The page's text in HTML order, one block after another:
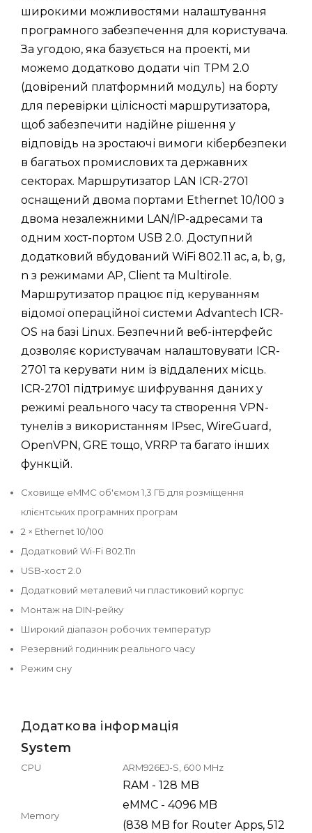
широкими можливостями налаштування
програмного забезпечення для користувача.
За угодою, яка базується на проекті, ми
можемо додатково додати чіп TPM 2.0
(довірений платформний модуль) на борту
для перевірки цілісності маршрутизатора,
щоб забезпечити надійне рішення у
відповідь на зростаючі вимоги кібербезпеки
в багатьох промислових та державних
секторах. Маршрутизатор LAN ICR-2701
оснащений двома портами Ethernet 10/100 з
двома незалежними LAN/IP-адресами та
одним хост-портом USB 2.0. Доступний
додатковий вбудований WiFi 802.11 ac, a, b, g,
n з режимами AP, Client та Multirole.
Маршрутизатор працює під керуванням
відомої операційної системи Advantech ICR-
OS на базі Linux. Безпечний веб-інтерфейс
дозволяє користувачам налаштовувати ICR-
2701 та керувати ним із віддалених місць.
ICR-2701 підтримує шифрування даних у
режимі реального часу та створення VPN-
тунелів з використанням IPsec, WireGuard,
OpenVPN, GRE тощо, VRRP та багато інших
функцій.
Сховище eMMC об'ємом 1,3 ГБ для розміщення
клієнтських програмних програм
2 × Ethernet 10/100
Додатковий Wi-Fi 802.11n
USB-хост 2.0
Додатковий металевий чи пластиковий корпус
Монтаж на DIN-рейку
Широкий діапазон робочих температур
Резервний годинник реального часу
Режим сну
Додаткова інформація
System
CPU ARM926EJ-S, 600 MHz
Memory
RAM - 128 MB
eMMC - 4096 MB
(838 MB for Router Apps, 512